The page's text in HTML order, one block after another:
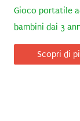
Gioco portatile
bambini dai 3
Scopri di